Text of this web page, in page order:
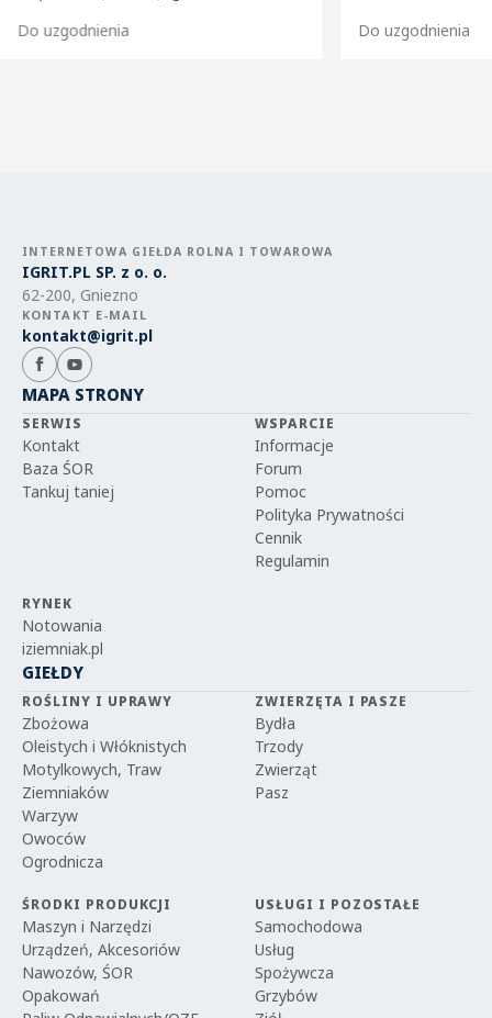
m9 -paulared m9/m2
Do uzgodnienia
Do uzgodnienia
INTERNETOWA GIEŁDA ROLNA I TOWAROWA
IGRIT.PL SP. z o. o.
62-200, Gniezno
KONTAKT E-MAIL
kontakt@igrit.pl
MAPA STRONY
SERWIS
Kontakt
Baza ŚOR
Tankuj taniej
WSPARCIE
Informacje
Forum
Pomoc
Polityka Prywatności
Cennik
Regulamin
RYNEK
Notowania
iziemniak.pl
GIEŁDY
ROŚLINY I UPRAWY
Zbożowa
Oleistych i Włóknistych
Motylkowych, Traw
Ziemniaków
Warzyw
Owoców
Ogrodnicza
ZWIERZĘTA I PASZE
Bydła
Trzody
Zwierząt
Pasz
ŚRODKI PRODUKCJI
Maszyn i Narzędzi
Urządzeń, Akcesoriów
Nawozów, ŚOR
Opakowań
USŁUGI I POZOSTAŁE
Samochodowa
Usług
Spożywcza
Grzybów